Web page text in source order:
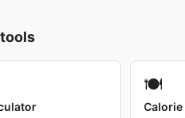
🍽️
Calorie